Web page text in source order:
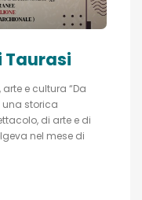
Taurasi
e cultura “Da
una storica
di arte e di
nel mese di